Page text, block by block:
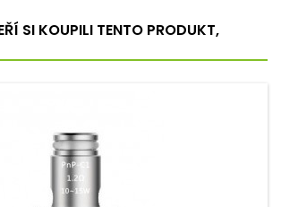
SI KOUPILI TENTO PRODUKT,